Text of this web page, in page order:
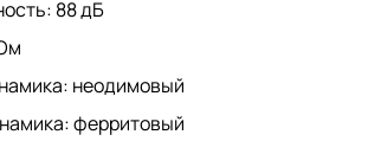
88 дБ
неодимовый
ферритовый